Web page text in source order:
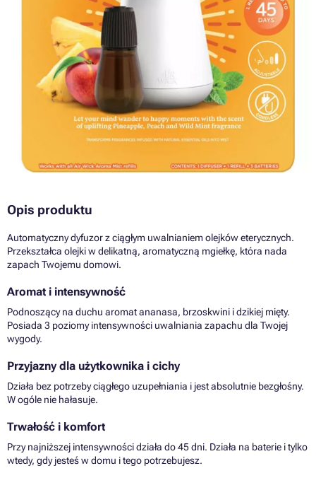
Opis produktu
Automatyczny dyfuzor z ciągłym uwalnianiem olejków eterycznych.
Przekształca olejki w delikatną, aromatyczną mgiełkę, która nada
zapach Twojemu domowi.
Aromat i intensywność
Podnoszący na duchu aromat ananasa, brzoskwini i dzikiej mięty.
Posiada 3 poziomy intensywności uwalniania zapachu dla Twojej
wygody.
Przyjazny dla użytkownika i cichy
Działa bez potrzeby ciągłego uzupełniania i jest absolutnie bezgłośny.
W ogóle nie hałasuje.
Trwałość i komfort
Przy najniższej intensywności działa do 45 dni. Działa na baterie i tylko
wtedy, gdy jesteś w domu i tego potrzebujesz.